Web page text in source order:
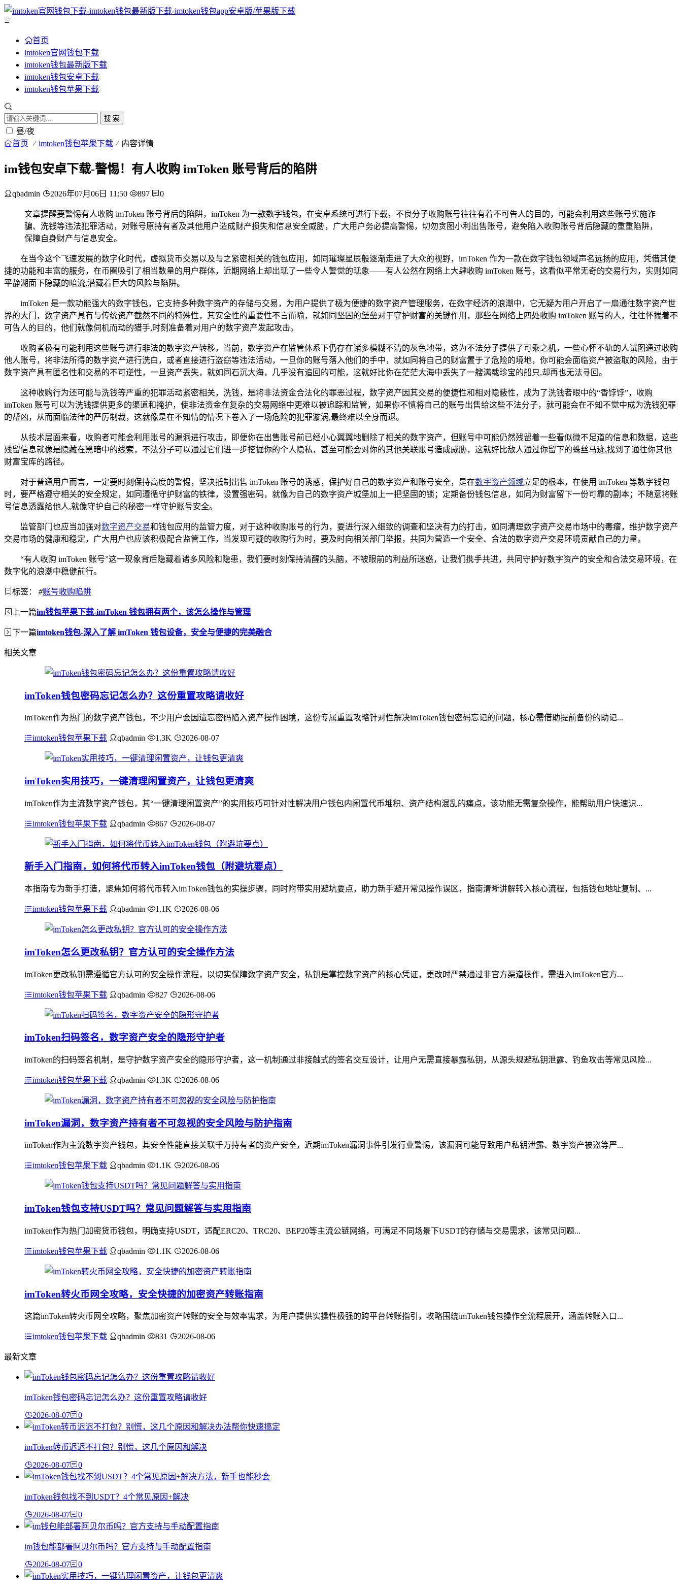
首页
imtoken官网钱包下载
imtoken钱包最新版下载
imtoken钱包安卓下载
imtoken钱包苹果下载
搜 索
昼/夜
首页 imtoken钱包苹果下载 内容详情
im钱包安卓下载-警惕！有人收购 imToken 账号背后的陷阱
qbadmin 2026年07月06日 11:50 897 0
文章提醒要警惕有人收购 imToken 账号背后的陷阱，imToken 为一款数字钱包，在安卓系统可进行下载，不良分子收购账号往往有着不可告人的目的，可能会利用这些账号实施诈
骗、洗钱等违法犯罪活动，对账号原持有者及其他用户造成财产损失和信息安全威胁，广大用户务必提高警惕，切勿贪图小利出售账号，避免陷入收购账号背后隐藏的重重陷阱，
保障自身财产与信息安全。
在当今这个飞速发展的数字化时代，虚拟货币交易以及与之紧密相关的钱包应用，如同璀璨星辰般逐渐走进了大众的视野，imToken 作为一款在数字钱包领域声名远扬的应用，凭借其便
捷的功能和丰富的服务，在币圈吸引了相当数量的用户群体，近期网络上却出现了一些令人警觉的现象——有人公然在网络上大肆收购 imToken 账号，这看似平常无奇的交易行为，实则如同
平静湖面下隐藏的暗流,潜藏着巨大的风险与陷阱。
imToken 是一款功能强大的数字钱包，它支持多种数字资产的存储与交易，为用户提供了极为便捷的数字资产管理服务，在数字经济的浪潮中，它无疑为用户开启了一扇通往数字资产世
界的大门，数字资产具有与传统资产截然不同的特殊性，其安全性的重要性不言而喻，就如同坚固的堡垒对于守护财富的关键作用，那些在网络上四处收购 imToken 账号的人，往往怀揣着不
可告人的目的，他们就像伺机而动的猎手,时刻准备着对用户的数字资产发起攻击。
收购者极有可能利用这些账号进行非法的数字资产转移，当前，数字资产在监管体系下仍存在诸多模糊不清的灰色地带，这为不法分子提供了可乘之机，一些心怀不轨的人试图通过收购
他人账号，将非法所得的数字资产进行洗白，或者直接进行盗窃等违法活动，一旦你的账号落入他们的手中，就如同将自己的财富置于了危险的境地，你可能会面临资产被盗取的风险，由于
数字资产具有匿名性和交易的不可逆性，一旦资产丢失，就如同石沉大海，几乎没有追回的可能，这就好比你在茫茫大海中丢失了一艘满载珍宝的船只,却再也无法寻回。
这种收购行为还可能与洗钱等严重的犯罪活动紧密相关，洗钱，是将非法资金合法化的罪恶过程，数字资产因其交易的便捷性和相对隐蔽性，成为了洗钱者眼中的“香饽饽”，收购
imToken 账号可以为洗钱提供更多的渠道和掩护，使非法资金在复杂的交易网络中更难以被追踪和监管，如果你不慎将自己的账号出售给这些不法分子，就可能会在不知不觉中成为洗钱犯罪
的帮凶，从而面临法律的严厉制裁，这就像是在不知情的情况下卷入了一场危险的犯罪漩涡,最终难以全身而退。
从技术层面来看，收购者可能会利用账号的漏洞进行攻击，即便你在出售账号前已经小心翼翼地删除了相关的数字资产，但账号中可能仍然残留着一些看似微不足道的信息和数据，这些
残留信息就像是隐藏在黑暗中的线索，不法分子可以通过它们进一步挖掘你的个人隐私，甚至可能会对你的其他关联账号造成威胁，这就好比敌人通过你留下的蛛丝马迹,找到了通往你其他
财富宝库的路径。
对于普通用户而言，一定要时刻保持高度的警惕，坚决抵制出售 imToken 账号的诱惑，保护好自己的数字资产和账号安全，是在数字资产领域立足的根本，在使用 imToken 等数字钱包
时，要严格遵守相关的安全规定，如同遵循守护财富的铁律，设置强密码，就像为自己的数字资产城堡加上一把坚固的锁；定期备份钱包信息，如同为财富留下一份可靠的副本；不随意将账
号信息透露给他人,就像守护自己的秘密一样守护账号安全。
监管部门也应当加强对数字资产交易和钱包应用的监管力度，对于这种收购账号的行为，要进行深入细致的调查和坚决有力的打击，如同清理数字资产交易市场中的毒瘤，维护数字资产
交易市场的健康和稳定，广大用户也应该积极配合监管工作，当发现可疑的收购行为时，要及时向相关部门举报，共同为营造一个安全、合法的数字资产交易环境贡献自己的力量。
“有人收购 imToken 账号”这一现象背后隐藏着诸多风险和隐患，我们要时刻保持清醒的头脑，不被眼前的利益所迷惑，让我们携手共进，共同守护好数字资产的安全和合法交易环境，在
数字化的浪潮中稳健前行。
标签： #账号收购陷阱
上一篇im钱包苹果下载-imToken 钱包拥有两个，该怎么操作与管理
下一篇imtoken钱包-深入了解 imToken 钱包设备，安全与便捷的完美融合
相关文章
imToken钱包密码忘记怎么办？这份重置攻略请收好
imToken作为热门的数字资产钱包，不少用户会因遗忘密码陷入资产操作困境，这份专属重置攻略针对性解决imToken钱包密码忘记的问题，核心需借助提前备份的助记...
imtoken钱包苹果下载 qbadmin 1.3K 2026-08-07
imToken实用技巧，一键清理闲置资产，让钱包更清爽
imToken作为主流数字资产钱包，其“一键清理闲置资产”的实用技巧可针对性解决用户钱包内闲置代币堆积、资产结构混乱的痛点，该功能无需复杂操作，能帮助用户快速识...
imtoken钱包苹果下载 qbadmin 867 2026-08-07
新手入门指南，如何将代币转入imToken钱包（附避坑要点）
本指南专为新手打造，聚焦如何将代币转入imToken钱包的实操步骤，同时附带实用避坑要点，助力新手避开常见操作误区，指南清晰讲解转入核心流程，包括钱包地址复制、...
imtoken钱包苹果下载 qbadmin 1.1K 2026-08-06
imToken怎么更改私钥？官方认可的安全操作方法
imToken更改私钥需遵循官方认可的安全操作流程，以切实保障数字资产安全，私钥是掌控数字资产的核心凭证，更改时严禁通过非官方渠道操作，需进入imToken官方...
imtoken钱包苹果下载 qbadmin 827 2026-08-06
imToken扫码签名，数字资产安全的隐形守护者
imToken的扫码签名机制，是守护数字资产安全的隐形守护者，这一机制通过非接触式的签名交互设计，让用户无需直接暴露私钥，从源头规避私钥泄露、钓鱼攻击等常见风险...
imtoken钱包苹果下载 qbadmin 1.3K 2026-08-06
imToken漏洞，数字资产持有者不可忽视的安全风险与防护指南
imToken作为主流数字资产钱包，其安全性能直接关联千万持有者的资产安全，近期imToken漏洞事件引发行业警惕，该漏洞可能导致用户私钥泄露、数字资产被盗等严...
imtoken钱包苹果下载 qbadmin 1.1K 2026-08-06
imToken钱包支持USDT吗？常见问题解答与实用指南
imToken作为热门加密货币钱包，明确支持USDT，适配ERC20、TRC20、BEP20等主流公链网络，可满足不同场景下USDT的存储与交易需求，该常见问题...
imtoken钱包苹果下载 qbadmin 1.1K 2026-08-06
imToken转火币网全攻略，安全快捷的加密资产转账指南
这篇imToken转火币网全攻略，聚焦加密资产转账的安全与效率需求，为用户提供实操性极强的跨平台转账指引，攻略围绕imToken钱包操作全流程展开，涵盖转账入口...
imtoken钱包苹果下载 qbadmin 831 2026-08-06
最新文章
imToken钱包密码忘记怎么办？这份重置攻略请收好
2026-08-07 0
imToken转币迟迟不打包？别慌，这几个原因和解决
2026-08-07 0
imToken钱包找不到USDT？4个常见原因+解决
2026-08-07 0
im钱包能部署阿贝尔币吗？官方支持与手动配置指南
2026-08-07 0